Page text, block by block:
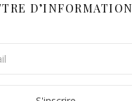
D’INFORMATION